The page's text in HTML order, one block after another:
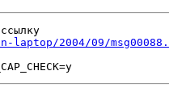
2004/09/